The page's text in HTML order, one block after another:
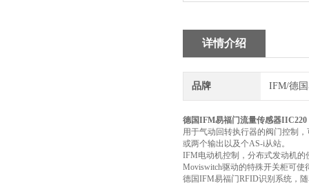
详情介绍
品牌 IFM/德
德国IFM易福门流量传感器IIC220
用于气动回转执行器的阀门控制
或两个输出以及个AS-i从站。
IFM电动机控制，分布式发动机的
Moviswitch驱动的特殊开关柜可
德国IFM易福门RFID识别系统，